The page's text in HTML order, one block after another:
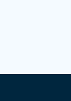
confidentialité et
en vertu des
Rioja).